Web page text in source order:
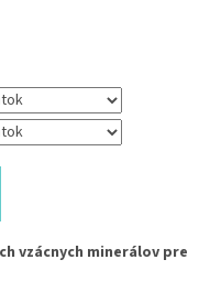
vzácnych minerálov pre